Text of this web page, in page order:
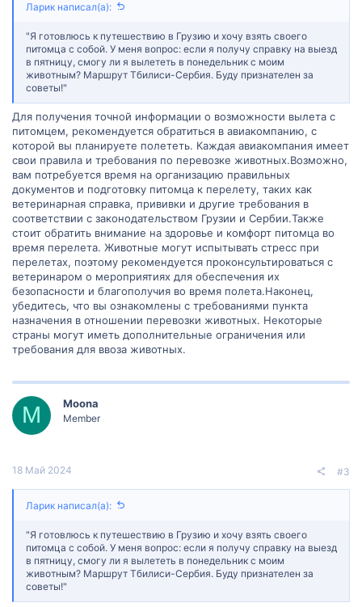
Ларик написал(а):
"Я готовлюсь к путешествию в Грузию и хочу взять своего
питомца с собой. У меня вопрос: если я получу справку на выезд
в пятницу, смогу ли я вылететь в понедельник с моим
животным? Маршрут Тбилиси-Сербия. Буду признателен за
советы!"
Для получения точной информации о возможности вылета с
питомцем, рекомендуется обратиться в авиакомпанию, с
которой вы планируете полететь. Каждая авиакомпания имеет
свои правила и требования по перевозке животных.Возможно,
вам потребуется время на организацию правильных
документов и подготовку питомца к перелету, таких как
ветеринарная справка, прививки и другие требования в
соответствии с законодательством Грузии и Сербии.Также
стоит обратить внимание на здоровье и комфорт питомца во
время перелета. Животные могут испытывать стресс при
перелетах, поэтому рекомендуется проконсультироваться с
ветеринаром о мероприятиях для обеспечения их
безопасности и благополучия во время полета.Наконец,
убедитесь, что вы ознакомлены с требованиями пункта
назначения в отношении перевозки животных. Некоторые
страны могут иметь дополнительные ограничения или
требования для ввоза животных.
M Moona
Member
18 Май 2024 #3
Ларик написал(а):
"Я готовлюсь к путешествию в Грузию и хочу взять своего
питомца с собой. У меня вопрос: если я получу справку на выезд
в пятницу, смогу ли я вылететь в понедельник с моим
животным? Маршрут Тбилиси-Сербия. Буду признателен за
советы!"